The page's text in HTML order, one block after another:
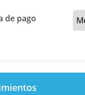
de pago